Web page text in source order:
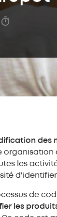
des
organisation
les
de
les